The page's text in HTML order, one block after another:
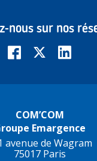
nous sur nos
COM’COM
Emargence
avenue de Wagram
75017 Paris